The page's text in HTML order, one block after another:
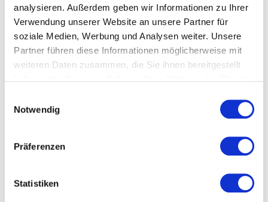
analysieren. Außerdem geben wir Informationen zu Ihrer
Verwendung unserer Website an unsere Partner für
soziale Medien, Werbung und Analysen weiter. Unsere
Partner führen diese Informationen möglicherweise mit
weiteren Daten zusammen, die Sie ihnen bereitgestellt
Cookies, wenn Sie unsere Webseite weiterhin nutzen.
Notwendig
Präferenzen
Statistiken